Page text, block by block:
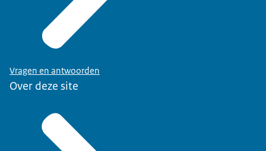
Vragen en antwoorden
Over deze site